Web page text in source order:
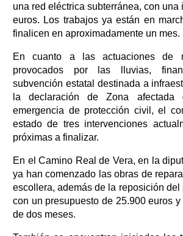
una red eléctrica subterránea, con
euros. Los trabajos ya están en
finalicen en aproximadamente un mes.
En cuanto a las actuaciones de
provocados por las lluvias,
subvención estatal destinada a
la declaración de Zona afectada
emergencia de protección civil, el
estado de tres intervenciones
próximas a finalizar.
En el Camino Real de Vera, en la
ya han comenzado las obras de
escollera, además de la reposición
con un presupuesto de 25.900 euros
de dos meses.